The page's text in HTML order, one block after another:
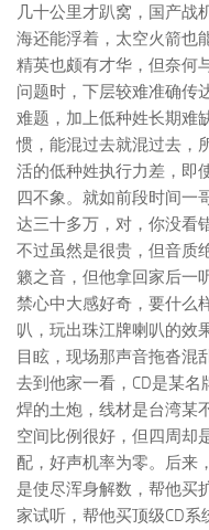
几十公里才趴窝，国产战
海还能浮着，太空火箭也
精英也颇有才华，但奈何
问题时，下层较难准确传
难题，加上低种姓长期难
惯，能混过去就混过去，
活的低种姓执行力差，即
四不象。就如前段时间一
达三十多万，对，你没看
不过虽然是很贵，但音质
籁之音，但他拿回家后一
禁心中大感好奇，要什么
叭，玩出珠江牌喇叭的效
目眩，现场那声音拖沓混
去到他家一看，CD是某
焊的土炮，线材是台湾某
空间比例很好，但四周却
配，好声机率为零。后来
是使尽浑身解数，帮他买
家试听，帮他买顶级CD